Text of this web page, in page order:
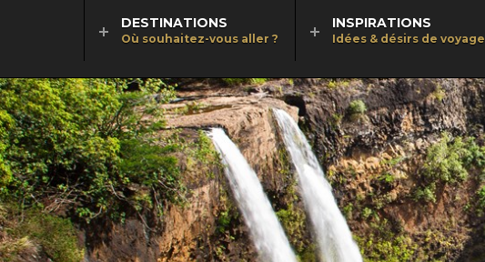
DESTINATIONS
Où souhaitez-vous aller ?
INSPIRATIONS
Idées & désirs de voyage